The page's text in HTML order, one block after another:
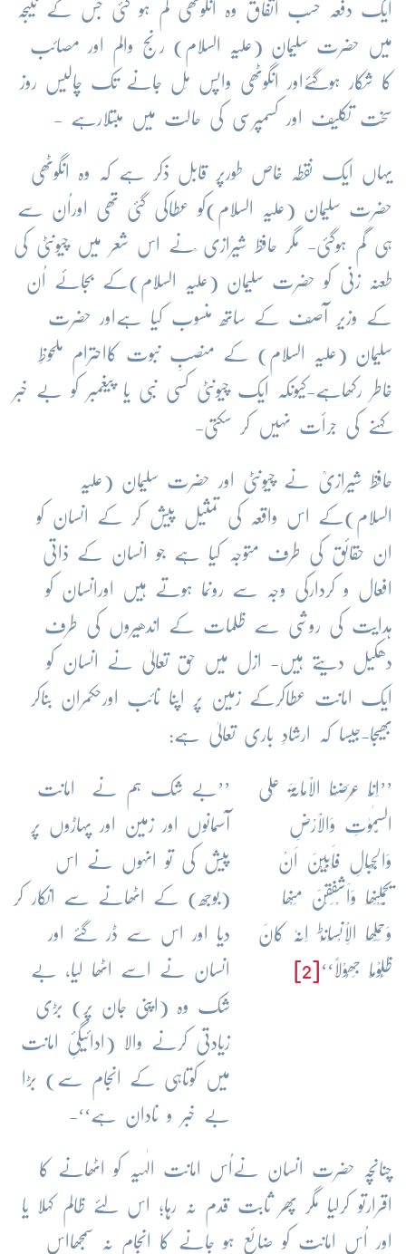
ایک دفعہ حسب اتفاق وہ انگوٹھی گم ہو گئی جس کے نتیجہ
میں حضرت سلیمان (علیہ السلام) رنج والم اور مصائب
کا شکار ہوگئےاور انگوٹھی واپس مِل جانے تک چالیس روز
سخت تکلیف اور کسمپرسی کی حالت میں مبتلارہے -
یہاں ایک نقطہ خاص طورپر قابل ذکر ہے کہ وہ انگوٹھی
حضرت سلیمان (علیہ السلام)کو عطاکی گئی تھی اوراُن سے
ہی گم ہوگئی- مگر حافظ شیرازی ؒنے اس شعر میں چیونٹی کی
طعنہ زنی کو حضرت سلیمان (علیہ السلام)کے بجائے اُن
کے وزیر آصف کے ساتھ منسوب کیا ہےاور حضرت
سلیمان (علیہ السلام) کے منصبِ نبوت کااحترام ملحوظِ
خاطر رکھاہے-کیونکہ ایک چیونٹی کسی نبی یا پیغمبر کو بے خبر
کہنے کی جرأت نہیں کر سکتی-
حافظ شیرازیؒ نے چیونٹی اور حضرت سلیمان (علیہ
السلام)کے اس واقعہ کی تمثیل پیش کر کے انسان کو
ان حقائق کی طرف متوجہ کیا ہے جو انسان کے ذاتی
افعال و کردارکی وجہ سے رونما ہوتے ہیں اورانسان کو
ہدایت کی روشی سے ظلمات کے اندھیروں کی طرف
دھکیل دیتے ہیں- ازل میں حق تعالیٰ نے انسان کو
ایک امانت عطاکرکے زمین پر اپنا نائب اورحکمران بناکر
بھیجا-جیسا کہ ارشادِ باری تعالیٰ ہے:
’’اِنَّا عَرَضْنَا الْاَمَانَۃَ عَلَی
السَّمٰوٰتِ وَالْاَرْضِ
وَالْجِبَالِ فَاَبَیْنَ اَنْ
یَّحْمِلْنَھَا وَاَشْفَقْنَ مِنْھَا
وَحَمَلَھَا الْاِنْسَانُطاِنَّہٗ کَانَ
ظَلُوْمًا جَھُوْلًا‘‘
’’بے شک ہم نے امانت
آسمانوں اور زمین اور پہاڑوں پر
پیش کی تو انہوں نے اس
(بوجھ) کے اٹھانے سے انکار کر
دیا اور اس سے ڈر گئے اور
انسان نے اسے اٹھا لیا، بے
شک وہ (اپنی جان پر) بڑی
زیادتی کرنے والا (ادائیگیِٔ امانت
میں کوتاہی کے انجام سے) بڑا
بے خبر و نادان ہے‘‘-
چنانچہ حضرت انسان نےاُس امانت الٰہیہ کو اٹھانے کا
اقرارتو کرلیا مگر پھر ثابت قدم نہ رہا؛ اس لئے ظالم کہلا یا
اور اُس امانت کو ضائع ہو جانے کا انجام نہ سمجھااس